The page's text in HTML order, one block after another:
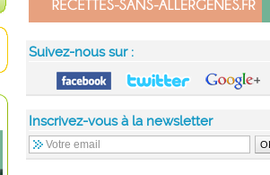
Suivez-nous sur :
Inscrivez-vous à la newsletter